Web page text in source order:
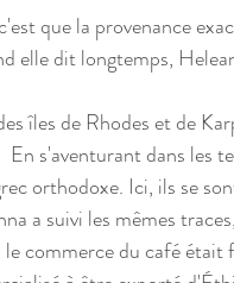
que la provenance
elle dit longtemps,
îles de Rhodes et de
s'aventurant dans les
orthodoxe. Ici, ils se
a suivi les mêmes
commerce du café